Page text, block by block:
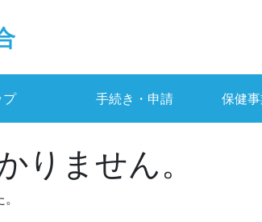
プ 手続き・申請 保健
りません。